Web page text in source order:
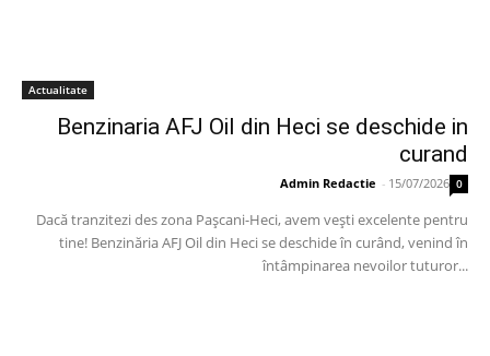
Actualitate
Benzinaria AFJ Oil din Heci se deschide in
curand
Admin Redactie - 15/07/2026 0
Dacă tranzitezi des zona Pașcani-Heci, avem vești excelente pentru
tine! Benzinăria AFJ Oil din Heci se deschide în curând, venind în
întâmpinarea nevoilor tuturor...